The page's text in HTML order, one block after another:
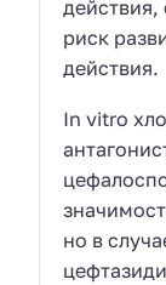
риск
действия.
In vitro
но в